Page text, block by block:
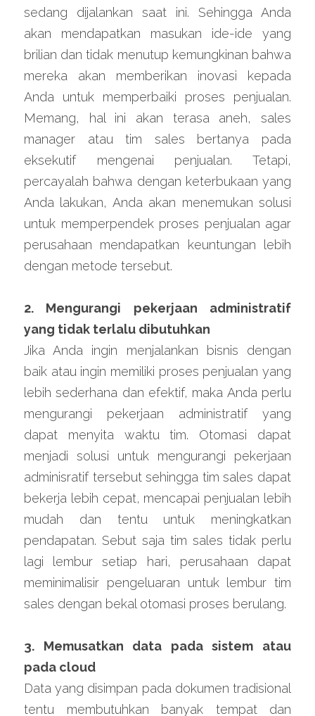
sedang dijalankan saat ini. Sehingga Anda
akan mendapatkan masukan ide-ide yang
brilian dan tidak menutup kemungkinan bahwa
mereka akan memberikan inovasi kepada
Anda untuk memperbaiki proses penjualan.
Memang, hal ini akan terasa aneh, sales
manager atau tim sales bertanya pada
eksekutif mengenai penjualan. Tetapi,
percayalah bahwa dengan keterbukaan yang
Anda lakukan, Anda akan menemukan solusi
untuk memperpendek proses penjualan agar
perusahaan mendapatkan keuntungan lebih
dengan metode tersebut.
2. Mengurangi pekerjaan administratif
yang tidak terlalu dibutuhkan
Jika Anda ingin menjalankan bisnis dengan
baik atau ingin memiliki proses penjualan yang
lebih sederhana dan efektif, maka Anda perlu
mengurangi pekerjaan administratif yang
dapat menyita waktu tim. Otomasi dapat
menjadi solusi untuk mengurangi pekerjaan
adminisratif tersebut sehingga tim sales dapat
bekerja lebih cepat, mencapai penjualan lebih
mudah dan tentu untuk meningkatkan
pendapatan. Sebut saja tim sales tidak perlu
lagi lembur setiap hari, perusahaan dapat
meminimalisir pengeluaran untuk lembur tim
sales dengan bekal otomasi proses berulang.
3. Memusatkan data pada sistem atau
pada cloud
Data yang disimpan pada dokumen tradisional
tentu membutuhkan banyak tempat dan